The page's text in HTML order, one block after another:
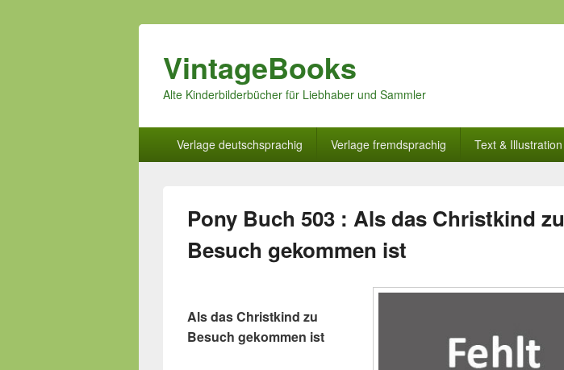
VintageBooks
Alte Kinderbilderbücher für Liebhaber und Sammler
Verlage deutschsprachig Verlage fremdsprachig Text & Illustration
Pony Buch 503 : Als das Christkind zu
Besuch gekommen ist
Als das Christkind zu
Besuch gekommen ist